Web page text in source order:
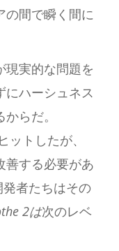
の間で瞬く間に
現実的な問題を
にハーシュネス
らだ。
トしたが、
善する必要があ
者たちはその
2は次のレベ